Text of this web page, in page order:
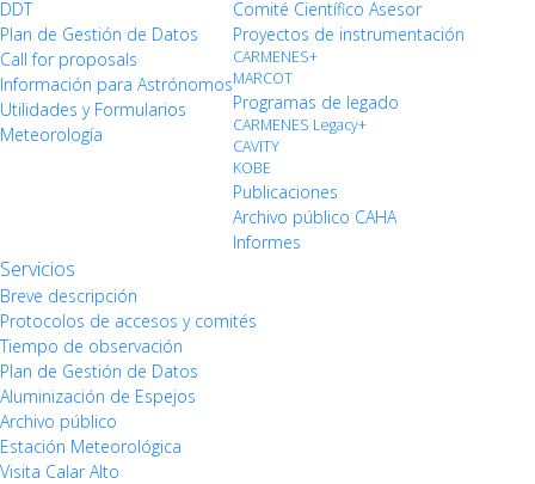
DDT
Plan de Gestión de Datos
Call for proposals
Información para Astrónomos
Utilidades y Formularios
Meteorología
Comité Científico Asesor
Proyectos de instrumentación
CARMENES+
MARCOT
Programas de legado
CARMENES Legacy+
CAVITY
KOBE
Publicaciones
Archivo público CAHA
Informes
Servicios
Breve descripción
Protocolos de accesos y comités
Tiempo de observación
Plan de Gestión de Datos
Aluminización de Espejos
Archivo público
Estación Meteorológica
Visita Calar Alto